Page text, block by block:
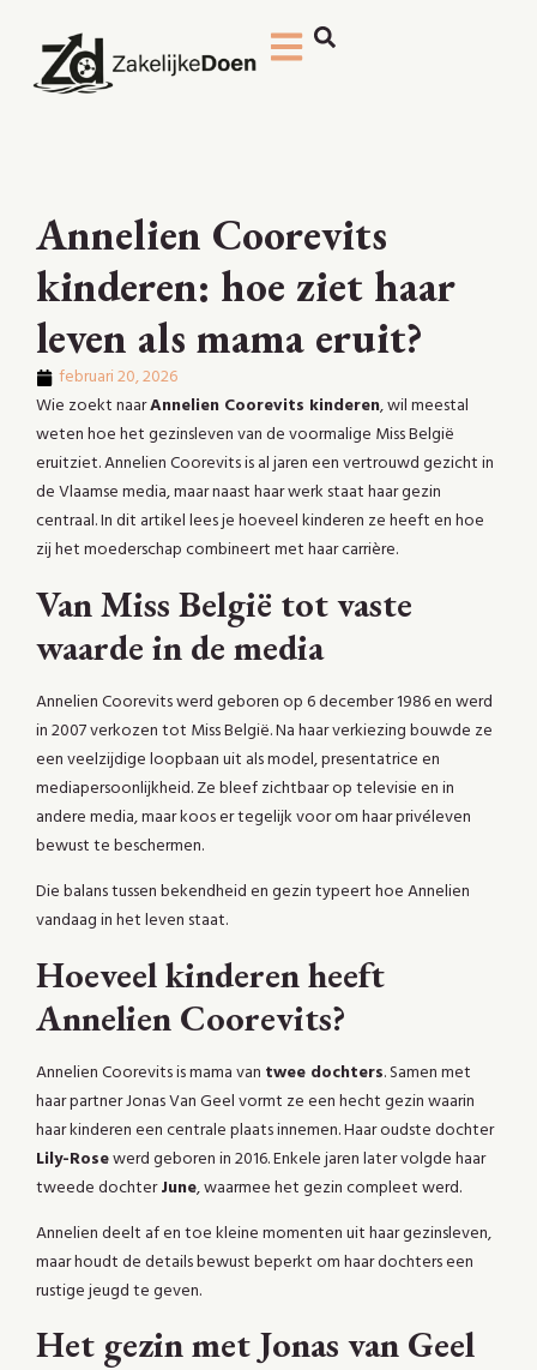
Annelien Coorevits
kinderen: hoe ziet haar
leven als mama eruit?
februari 20, 2026
Wie zoekt naarAnnelien Coorevits kinderen, wil meestal
weten hoe het gezinsleven van de voormalige Miss België
eruitziet. Annelien Coorevits is al jaren een vertrouwd gezicht in
de Vlaamse media, maar naast haar werk staat haar gezin
centraal. In dit artikel lees je hoeveel kinderen ze heeft en hoe
zij het moederschap combineert met haar carrière.
Van Miss België tot vaste
waarde in de media
Annelien Coorevits werd geboren op 6 december 1986 en werd
in 2007 verkozen tot Miss België. Na haar verkiezing bouwde ze
een veelzijdige loopbaan uit als model, presentatrice en
mediapersoonlijkheid. Ze bleef zichtbaar op televisie en in
andere media, maar koos er tegelijk voor om haar privéleven
bewust te beschermen.
Die balans tussen bekendheid en gezin typeert hoe Annelien
vandaag in het leven staat.
Hoeveel kinderen heeft
Annelien Coorevits?
Annelien Coorevits is mama van twee dochters. Samen met
haar partner Jonas Van Geel vormt ze een hecht gezin waarin
haar kinderen een centrale plaats innemen. Haar oudste dochter
Lily-Rosewerd geboren in 2016. Enkele jaren later volgde haar
tweede dochterJune, waarmee het gezin compleet werd.
Annelien deelt af en toe kleine momenten uit haar gezinsleven,
maar houdt de details bewust beperkt om haar dochters een
rustige jeugd te geven.
Het gezin met Jonas van Geel